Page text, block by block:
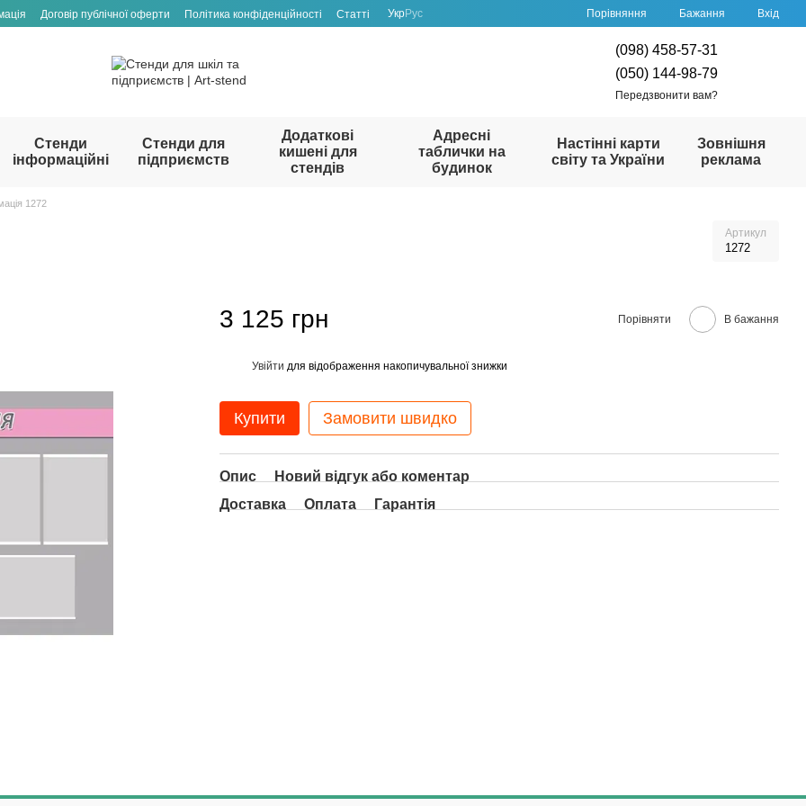
Договір публічної оферти Політика конфіденційності Статті УкрРус Порівняння Бажання Вхід
(098) 458-57-31
(050) 144-98-79
Передзвонити вам?
Стенди
інформаційні
Стенди для
підприємств
Додаткові
кишені для
стендів
Адресні
таблички на
будинок
Настінні карти
світу та України
Зовнішня
реклама
1272
Артикул
1272
3 125 грн Порівняти В бажання
Увійти для відображення накопичувальної знижки
Купити Замовити швидко
Опис
Новий відгук або коментар
Доставка
Оплата Гарантія